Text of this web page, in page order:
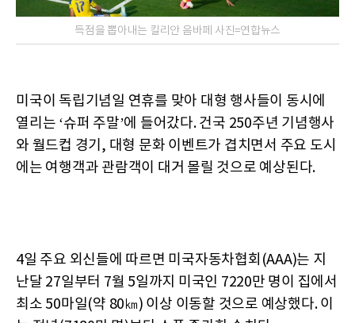
득점을 뽑아내는 킬리안 음바페 사진=연합뉴스
미국이 독립기념일 연휴를 맞아 대형 행사들이 동시에
열리는 ‘슈퍼 주말’에 들어갔다. 건국 250주년 기념행사
와 월드컵 경기, 대형 문화 이벤트가 겹치면서 주요 도시
에는 여행객과 관람객이 대거 몰릴 것으로 예상된다.
4일 주요 외신들에 따르면 미국자동차협회(AAA)는 지
난달 27일부터 7월 5일까지 미국인 7220만 명이 집에서
최소 50마일(약 80㎞) 이상 이동할 것으로 예상했다. 이